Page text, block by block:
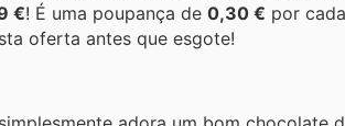
€! É uma poupança de 0,30 € por
oferta antes que esgote!